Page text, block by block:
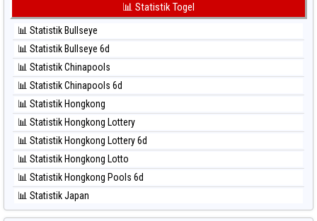
⚽ Bola Merah Taiwan
⚽ Bola Hitam Kuda Lari
⚽ Bola Hitam Magnum Cambodia
⚽ Bola Hitam Nagoya
⚽ Bola Hitam North Carolina Day
⚽ Bola Hitam Pcso
⚽ Bola Hitam Sao Paulo
⚽ Bola Hitam Singapore
⚽ Bola Hitam Sydney
⚽ Bola Hitam Sydney Lottery
⚽ Bola Hitam Sydney Lottery 6d
⚽ Bola Hitam Sydney Lotto
📊 Statistik Togel
📊 Statistik Bullseye
📊 Statistik Bullseye 6d
📊 Statistik Chinapools
📊 Statistik Chinapools 6d
📊 Statistik Hongkong
📊 Statistik Hongkong Lottery
📊 Statistik Hongkong Lottery 6d
📊 Statistik Hongkong Lotto
📊 Statistik Hongkong Pools 6d
📊 Statistik Japan
📊 Statistik Japan 6d